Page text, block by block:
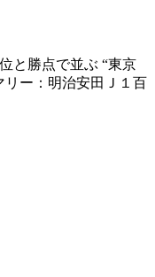
と勝点で並ぶ “東京
リー：明治安田Ｊ１百